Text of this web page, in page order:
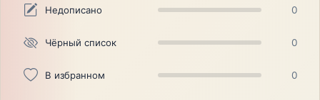
Недописано 0
Чёрный список 0
В избранном 0